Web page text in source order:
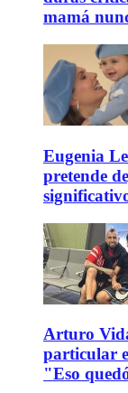
mamá
Eugenia
pretende
Arturo
particular
"Eso